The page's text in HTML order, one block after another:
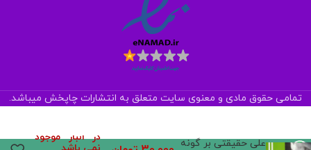
تمامی حقوق مادی و معنوی سایت متعلق به انتشارات چاپخش میباشد.
علی حقیقتی بر گونه
در انبار موجود